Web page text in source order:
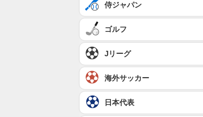
侍ジャパン
ゴルフ
Jリーグ
海外サッカー
日本代表